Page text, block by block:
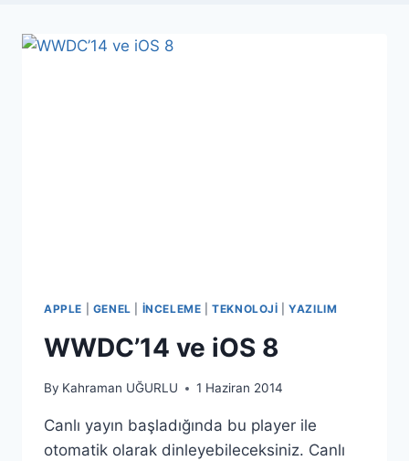
APPLE GENEL İNCELEME |TEKNOLOJI |YAZILIM
WWDC’14 ve iOS 8
By Kahraman UĞURLU 1 Haziran 2014
Canlı yayın başladığında bu player ile
otomatik olarak dinleyebileceksiniz. Canlı